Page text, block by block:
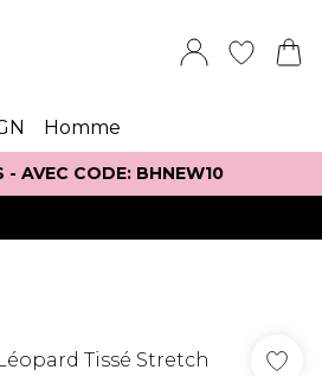
Homme
- AVEC CODE: BHNEW10
Tissé Stretch